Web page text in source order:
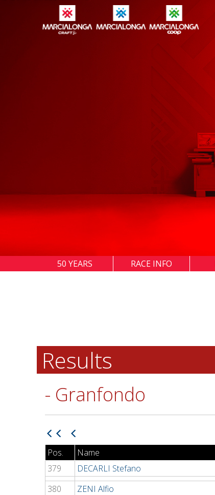
50 YEARS RACE INFO
Results
- Granfondo
Pos.
Name
379
DECARLI Stefano
380
ZENI Alfio